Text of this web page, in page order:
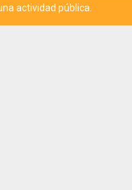
actividad pública.